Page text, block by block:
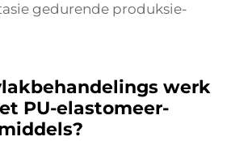
gedurende produksie-
werk
PU-elastomeer-